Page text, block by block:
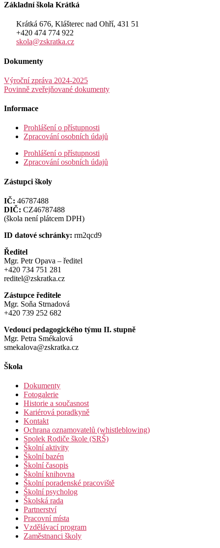
Základní škola Krátká
Krátká 676, Klášterec nad Ohří, 431 51
+420 474 774 922
skola@zskratka.cz
Dokumenty
Výroční zpráva 2024-2025
Povinně zveřejňované dokumenty
Informace
Prohlášení o přístupnosti
Zpracování osobních údajů
Prohlášení o přístupnosti
Zpracování osobních údajů
Zástupci školy
IČ: 46787488
DIČ: CZ46787488
(škola není plátcem DPH)
ID datové schránky: rm2qcd9
Ředitel
Mgr. Petr Opava – ředitel
+420 734 751 281
reditel@zskratka.cz
Zástupce ředitele
Mgr. Soňa Strnadová
+420 739 252 682
Vedoucí pedagogického týmu II. stupně
Mgr. Petra Smékalová
smekalova@zskratka.cz
Škola
Dokumenty
Fotogalerie
Historie a současnost
Kariérová poradkyně
Kontakt
Ochrana oznamovatelů (whistleblowing)
Spolek Rodiče škole (SRŠ)
Školní aktivity
Školní bazén
Školní časopis
Školní knihovna
Školní poradenské pracoviště
Školní psycholog
Školská rada
Partnerství
Pracovní místa
Vzdělávací program
Zaměstnanci školy